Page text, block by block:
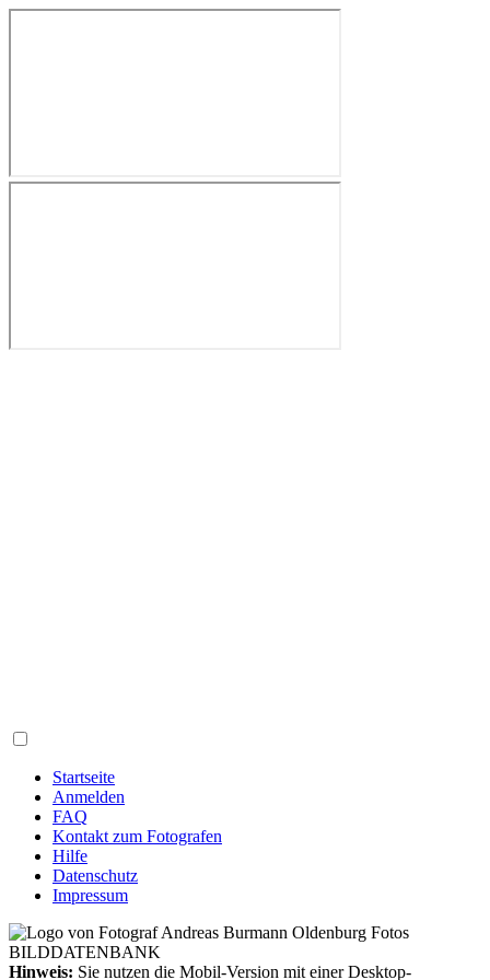
Startseite
Anmelden
FAQ
Kontakt zum Fotografen
Hilfe
Datenschutz
Impressum
Hinweis: Sie nutzen die Mobil-Version mit einer Desktop-